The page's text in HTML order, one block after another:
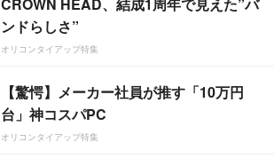
CROWN HEAD、結成1周年で見えた”バ
ンドらしさ”
オリコンタイアップ特集
【驚愕】メーカー社員が推す「10万円
台」神コスパPC
オリコンタイアップ特集